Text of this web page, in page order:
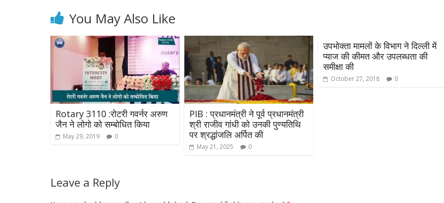
You May Also Like
Rotary 3110 :रोटरी गवर्नर अरुण
जैन ने लोगो को सम्बोधित किया
May 29, 2019 0
PIB : प्रधानमंत्री ने पूर्व प्रधानमंत्री
श्री राजीव गांधी को उनकी पुण्यतिथि
पर श्रद्धांजलि अर्पित की
May 21, 2025 0
उपभोक्‍ता मामलों के विभाग ने दिल्‍ली में
प्‍याज की कीमत और उपलब्‍धता की
समीक्षा की
October 27, 2018 0
Leave a Reply
All Rights News Bareilly
Uttar
Pradesh
राजनीति
समाजवादी पार्टी ने किया महंगाई के